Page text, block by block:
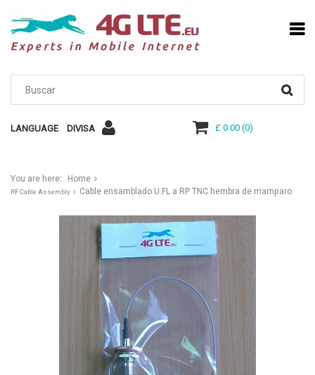
LANGUAGE DIVISA £ 0.00(0)
You are here: Home
RF Cable Assembly Cable ensamblado U.FL a RP TNC hembra de mamparo